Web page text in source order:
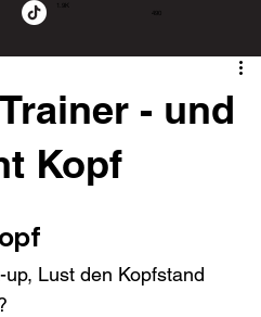
1.9K
490
- und
Kopf
Lust den Kopfstand